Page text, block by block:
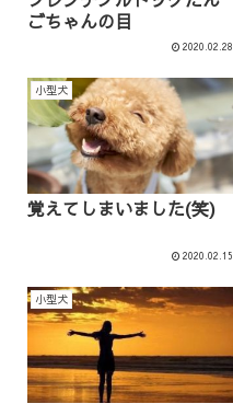
ごちゃんの目
2020.02.28
小型犬
覚えてしまいました(笑)
2020.02.15
小型犬